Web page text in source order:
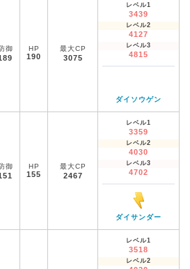
御 HP
190
最大CP
3075
レベル1
3439
レベル2
4127
レベル3
4815
ダイソウゲン
御 HP
155
最大CP
2467
レベル1
3359
レベル2
4030
レベル3
4702
ダイサンダー
レベル1
3518
レベル2